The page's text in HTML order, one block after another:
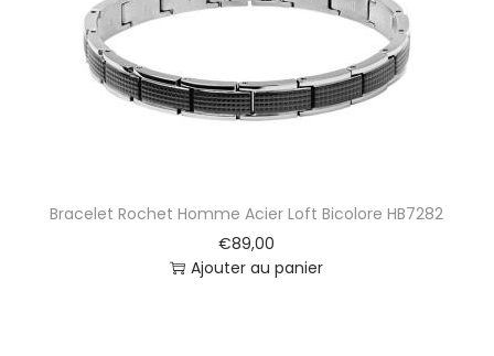
Bracelet Rochet Homme Acier Loft Bicolore HB7282
€89,00
Ajouter au panier